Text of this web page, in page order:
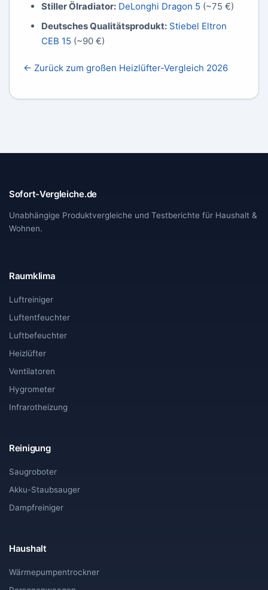
Stiller Ölradiator: DeLonghi Dragon 5 (~75 €)
Deutsches Qualitätsprodukt: Stiebel Eltron
CEB 15 (~90 €)
← Zurück zum großen Heizlüfter-Vergleich 2026
Sofort-Vergleiche.de
Unabhängige Produktvergleiche und Testberichte für Haushalt &
Wohnen.
Raumklima
Luftreiniger
Luftentfeuchter
Luftbefeuchter
Heizlüfter
Ventilatoren
Hygrometer
Infrarotheizung
Reinigung
Saugroboter
Akku-Staubsauger
Dampfreiniger
Haushalt
Wärmepumpentrockner